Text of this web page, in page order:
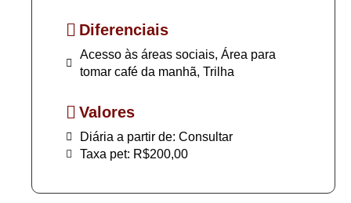
Diferenciais
Acesso às áreas sociais, Área para
tomar café da manhã, Trilha
Valores
Diária a partir de: Consultar
Taxa pet: R$200,00